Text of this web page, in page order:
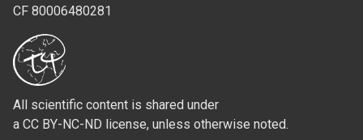
CF 80006480281
All scientific content is shared under
a CC BY-NC-ND license, unless otherwise noted.